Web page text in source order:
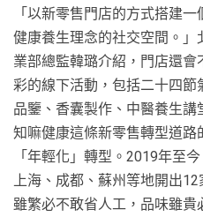
「以新零售門店的方式搭建
健康養生理念的社交空間。
業部總監韓璐介紹，門店還
彩的線下活動，包括二十四
品鑒、香囊製作、中醫養生講
知嘛健康這條新零售轉型道
「年輕化」轉型。2019年至
上海、成都、蘇州等地開出
雖繁必不敢省人工，品味雖